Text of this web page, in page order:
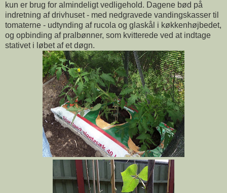
kun er brug for almindeligt vedligehold. Dagene bød på
indretning af drivhuset - med nedgravede vandingskasser til
tomaterne - udtynding af rucola og glaskål i køkkenhøjbedet,
og opbinding af pralbønner, som kvitterede ved at indtage
stativet i løbet af et døgn.